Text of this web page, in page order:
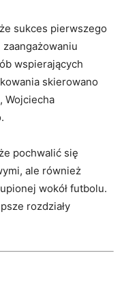
sukces pierwszego
zaangażowaniu
wspierających
skierowano
Wojciecha
pochwalić się
ale również
wokół futbolu.
rozdziały